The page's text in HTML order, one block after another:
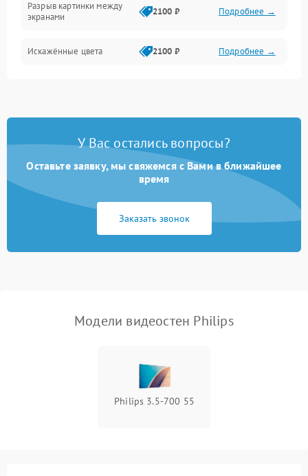
Разрыв картинки между
экранами
2100 ₽ Подробнее →
Искажённые цвета 2100 ₽ Подробнее →
Артефакты изображения 2100 ₽ Подробнее →
У Вас остались вопросы?
Оставьте заявку, мы свяжемся с Вами в ближайшее
время
Заказать звонок
Модели видеостен Philips
Philips 3.5-700 55